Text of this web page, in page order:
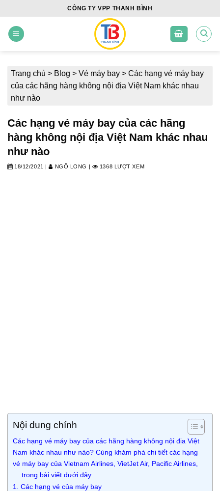
content
CÔNG TY VPP THANH BÌNH
Trang chủ > Blog > Vé máy bay > Các hạng vé máy bay
của các hãng hàng không nội địa Việt Nam khác nhau
như nào
Các hạng vé máy bay của các hãng
hàng không nội địa Việt Nam khác nhau
như nào
18/12/2021 | NGÔ LONG | 1368 LƯỢT XEM
Nội dung chính
Các hạng vé máy bay của các hãng hàng không nội địa Việt
Nam khác nhau như nào? Cùng khám phá chi tiết các hạng
vé máy bay của Vietnam Airlines, VietJet Air, Pacific Airlines,
… trong bài viết dưới đây.
1. Các hạng vé của máy bay